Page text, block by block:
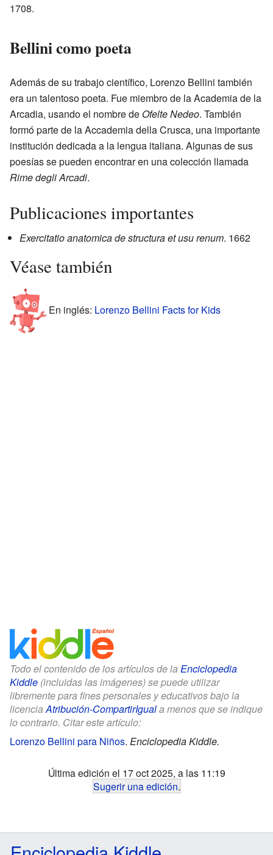
1708.
Bellini como poeta
Además de su trabajo científico, Lorenzo Bellini también
era un talentoso poeta. Fue miembro de la Academia de la
Arcadia, usando el nombre de Ofelte Nedeo. También
formó parte de la Accademia della Crusca, una importante
institución dedicada a la lengua italiana. Algunas de sus
poesías se pueden encontrar en una colección llamada
Rime degli Arcadi.
Publicaciones importantes
Exercitatio anatomica de structura et usu renum. 1662
Véase también
En inglés: Lorenzo Bellini Facts for Kids
Todo el contenido de los artículos de la Enciclopedia
Kiddle (incluidas las imágenes) se puede utilizar
libremente para fines personales y educativos bajo la
licencia Atribución-CompartirIguala menos que se indique
lo contrario. Citar este artículo:
Lorenzo Bellini para Niños. Enciclopedia Kiddle.
Última edición el 17 oct 2025, a las 11:19
Sugerir una edición.